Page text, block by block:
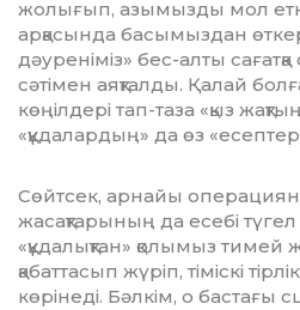
жолығып, азымызды мол
арқасында басымыздан
дәуреніміз» бес-алты
сәтімен аяқталды. Қалай
көңіл­дері тап-таза «қыз
«құдалардың» да өз
Сөйтсек, арнайы
жасақтарының да есебі
«құдалықтан» қо­лымыз тимей
қабаттасып жүріп, тіміскі
көрінеді. Бәлкім, о бас­тағы